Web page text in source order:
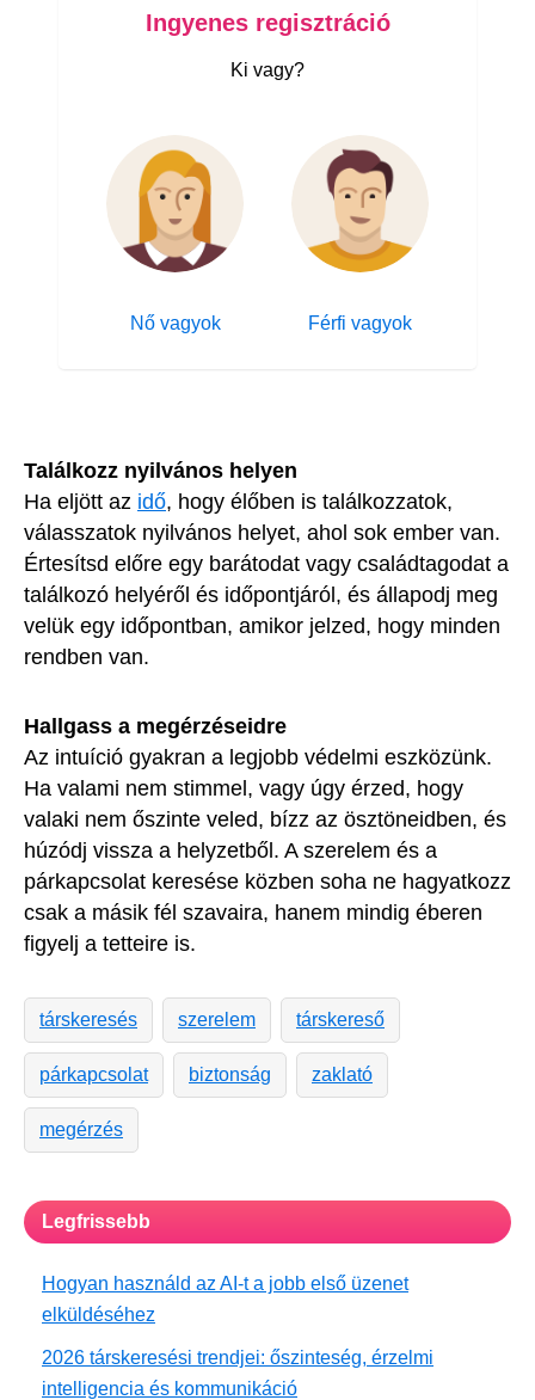
Ingyenes regisztráció
Ki vagy?
Nő vagyok Férfi vagyok
Találkozz nyilvános helyen
Ha eljött az idő, hogy élőben is találkozzatok,
válasszatok nyilvános helyet, ahol sok ember van.
Értesítsd előre egy barátodat vagy családtagodat a
találkozó helyéről és időpontjáról, és állapodj meg
velük egy időpontban, amikor jelzed, hogy minden
rendben van.
Hallgass a megérzéseidre
Az intuíció gyakran a legjobb védelmi eszközünk.
Ha valami nem stimmel, vagy úgy érzed, hogy
valaki nem őszinte veled, bízz az ösztöneidben, és
húzódj vissza a helyzetből. A szerelem és a
párkapcsolat keresése közben soha ne hagyatkozz
csak a másik fél szavaira, hanem mindig éberen
figyelj a tetteire is.
társkeresés szerelem társkereső
párkapcsolat biztonság zaklató
megérzés
Legfrissebb
Hogyan használd az AI-t a jobb első üzenet
elküldéséhez
2026 társkeresési trendjei: őszinteség, érzelmi
intelligencia és kommunikáció